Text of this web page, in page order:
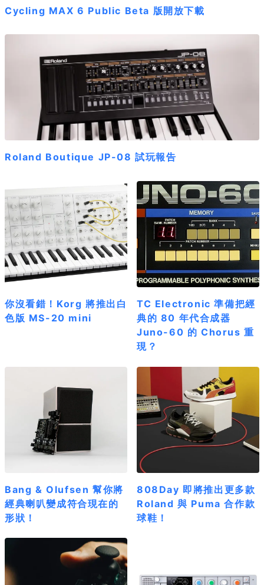
Cycling MAX 6 Public Beta 版開放下載
Roland Boutique JP-08 試玩報告
你沒看錯！Korg 將推出白
色版 MS-20 mini
TC Electronic 準備把經
典的 80 年代合成器
Juno-60 的 Chorus 重
現？
Bang & Olufsen 幫你將
經典喇叭變成符合現在的
形狀！
808Day 即將推出更多款
Roland 與 Puma 合作款
球鞋！